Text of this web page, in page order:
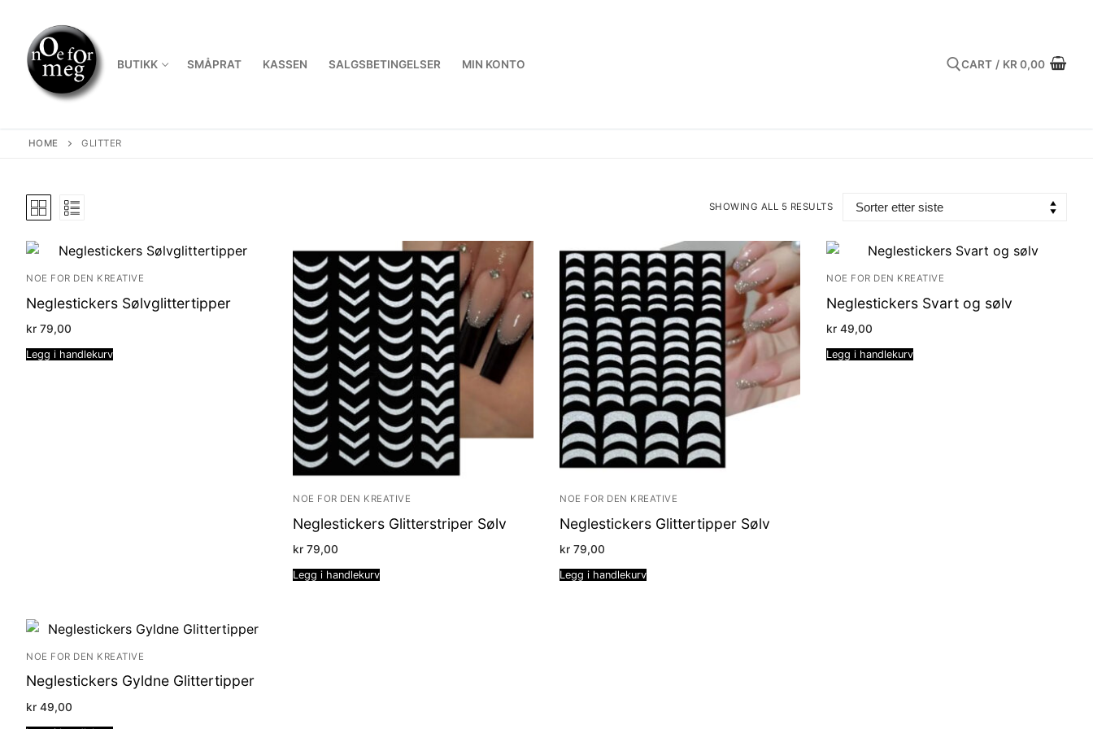
content
BUTIKK SMÅPRAT KASSEN SALGSBETINGELSER MIN KONTO CART / KR 0,00
HOME GLITTER
SHOWING ALL 5 RESULTS
SORTED
NOE FOR DEN KREATIVE
Neglestickers Sølvglittertipper
kr 79,00
Legg i handlekurv
NOE FOR DEN KREATIVE
Neglestickers Glitterstriper Sølv
kr 79,00
Legg i handlekurv
NOE FOR DEN KREATIVE
Neglestickers Glittertipper Sølv
kr 79,00
Legg i handlekurv
NOE FOR DEN KREATIVE
Neglestickers Svart og sølv
kr 49,00
Legg i handlekurv
NOE FOR DEN KREATIVE
Neglestickers Gyldne Glittertipper
kr 49,00